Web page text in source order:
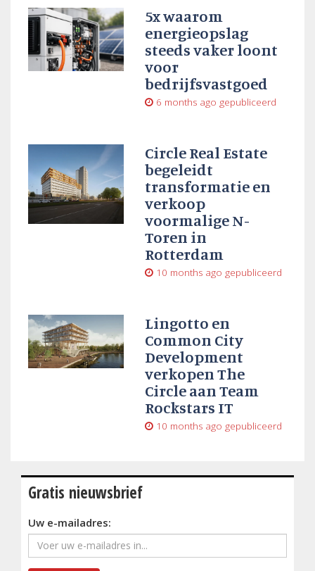
5x waarom
energieopslag
steeds vaker loont
voor
bedrijfsvastgoed
6 months ago gepubliceerd
Circle Real Estate
begeleidt
transformatie en
verkoop
voormalige N-
Toren in
Rotterdam
10 months ago gepubliceerd
Lingotto en
Common City
Development
verkopen The
Circle aan Team
Rockstars IT
10 months ago gepubliceerd
Gratis nieuwsbrief
Uw e-mailadres: